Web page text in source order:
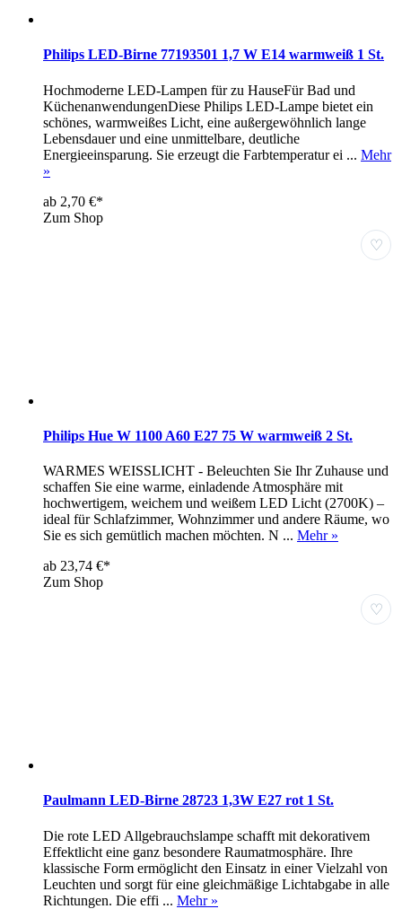
Philips LED-Birne 77193501 1,7 W E14 warmweiß 1 St.
Hochmoderne LED-Lampen für zu HauseFür Bad und
KüchenanwendungenDiese Philips LED-Lampe bietet ein
schönes, warmweißes Licht, eine außergewöhnlich lange
Lebensdauer und eine unmittelbare, deutliche
Energieeinsparung. Sie erzeugt die Farbtemperatur ei ... Mehr
»
ab 2,70 €*
Zum Shop
♡
Philips Hue W 1100 A60 E27 75 W warmweiß 2 St.
WARMES WEISSLICHT - Beleuchten Sie Ihr Zuhause und
schaffen Sie eine warme, einladende Atmosphäre mit
hochwertigem, weichem und weißem LED Licht (2700K) –
ideal für Schlafzimmer, Wohnzimmer und andere Räume, wo
Sie es sich gemütlich machen möchten. N ... Mehr »
ab 23,74 €*
Zum Shop
♡
Paulmann LED-Birne 28723 1,3W E27 rot 1 St.
Die rote LED Allgebrauchslampe schafft mit dekorativem
Effektlicht eine ganz besondere Raumatmosphäre. Ihre
klassische Form ermöglicht den Einsatz in einer Vielzahl von
Leuchten und sorgt für eine gleichmäßige Lichtabgabe in alle
Richtungen. Die effi ... Mehr »